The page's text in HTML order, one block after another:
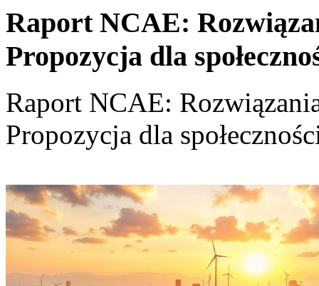
Raport NCAE:
Propozycja dla
Raport NCAE:
Propozycja dla